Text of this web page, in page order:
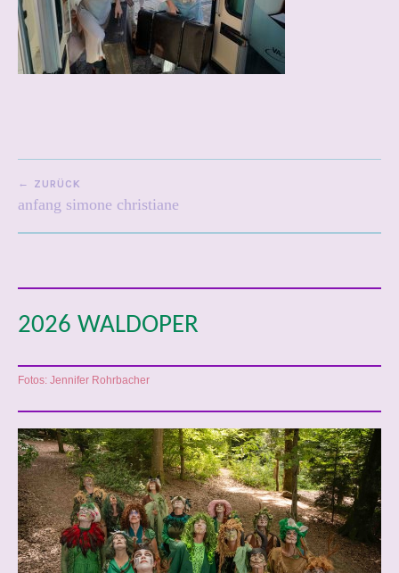
1
8
BEITRAGSNAVIGATION
ZURÜCK
anfang simone christiane
2026 WALDOPER
Fotos: Jennifer Rohrbacher